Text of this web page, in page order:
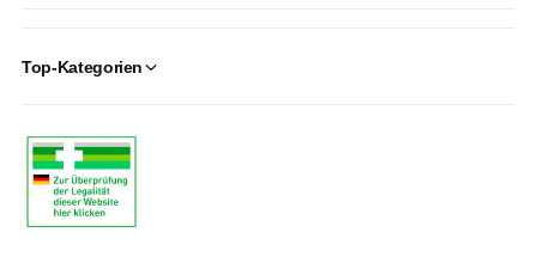
Top-Kategorien